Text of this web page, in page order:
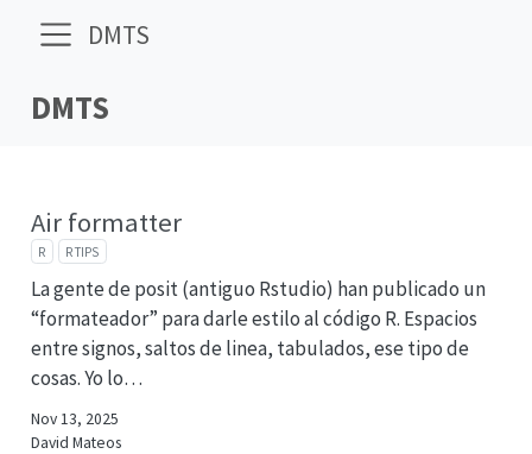
DMTS
DMTS
Air formatter
R R TIPS
La gente de posit (antiguo Rstudio) han publicado un
“formateador” para darle estilo al código R. Espacios
entre signos, saltos de linea, tabulados, ese tipo de
cosas. Yo lo…
Nov 13, 2025
David Mateos